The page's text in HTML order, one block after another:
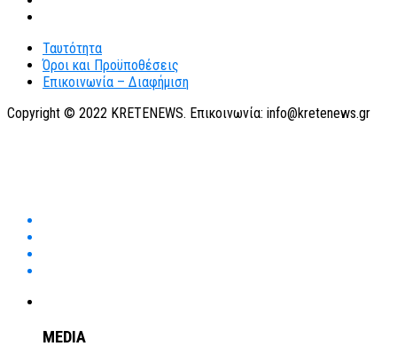
Ταυτότητα
Όροι και Προϋποθέσεις
Επικοινωνία – Διαφήμιση
Copyright © 2022 KRETENEWS. Επικοινωνία: info@kretenews.gr
MEDIA